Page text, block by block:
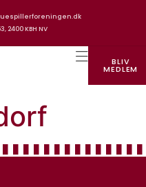
2400 KBH NV
BLIV
MEDLEM